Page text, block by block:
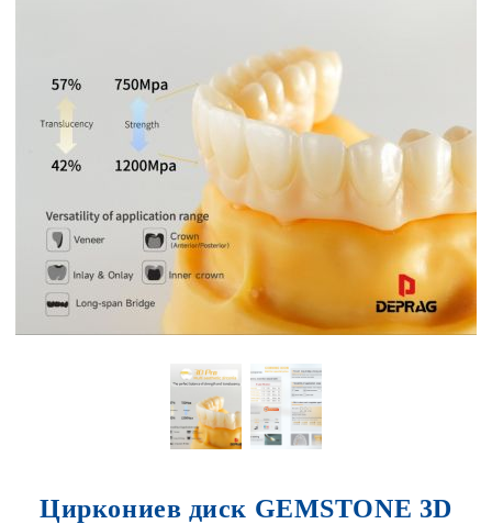
Циркониев диск GEMSTONE 3D